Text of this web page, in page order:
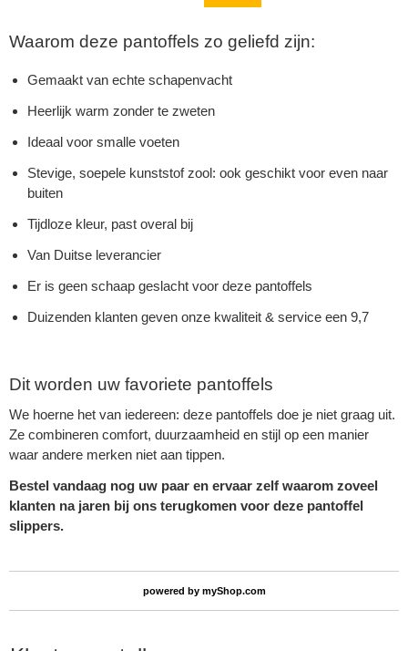
Waarom deze pantoffels zo geliefd zijn:
Gemaakt van echte schapenvacht
Heerlijk warm zonder te zweten
Ideaal voor smalle voeten
Stevige, soepele kunststof zool: ook geschikt voor even naar
buiten
Tijdloze kleur, past overal bij
Van Duitse leverancier
Er is geen schaap geslacht voor deze pantoffels
Duizenden klanten geven onze kwaliteit & service een 9,7
Dit worden uw favoriete pantoffels
We hoerne het van iedereen: deze pantoffels doe je niet graag uit.
Ze combineren comfort, duurzaamheid en stijl op een manier
waar andere merken niet aan tippen.
Bestel vandaag nog uw paar en ervaar zelf waarom zoveel
klanten na jaren bij ons terugkomen voor deze pantoffel
slippers.
powered by myShop.com